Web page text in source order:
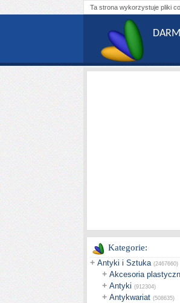
Ta strona wykorzystuje pliki
Kategorie:
+ Antyki i Sztuka (2467660)
+ Akcesoria
+ Antyki (912304)
+ Antykwariat (508635)